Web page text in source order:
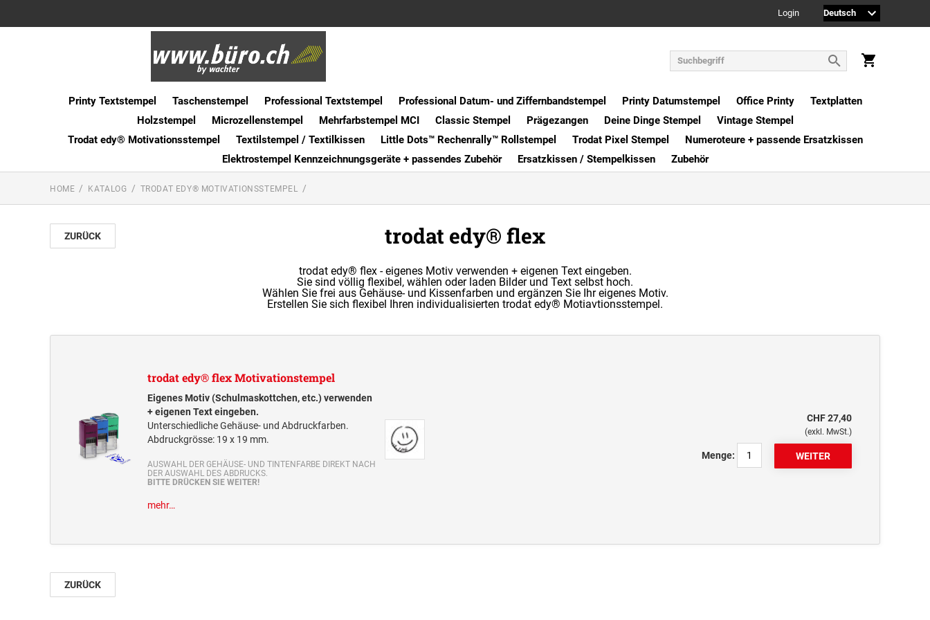
Login
Printy Textstempel Taschenstempel Professional Textstempel Professional Datum- und Ziffernbandstempel Printy Datumstempel Office Printy
Textplatten
Holzstempel
Microzellenstempel Mehrfarbstempel MCI Classic Stempel Prägezangen Deine Dinge Stempel
Vintage Stempel
Trodat edy® Motivationsstempel
Textilstempel / Textilkissen Little Dots™ Rechenrally™ Rollstempel Trodat Pixel Stempel
Numeroteure + passende Ersatzkissen
Elektrostempel Kennzeichnungsgeräte + passendes Zubehör
Ersatzkissen / Stempelkissen Zubehör
HOME KATALOG TRODAT EDY® MOTIVATIONSSTEMPEL
ZURÜCK trodat edy® flex
trodat edy® flex - eigenes Motiv verwenden + eigenen Text eingeben.
Sie sind völlig flexibel, wählen oder laden Bilder und Text selbst hoch.
Wählen Sie frei aus Gehäuse- und Kissenfarben und ergänzen Sie Ihr eigenes Motiv.
Erstellen Sie sich flexibel Ihren individualisierten trodat edy® Motiavtionsstempel.
trodat edy® flex Motivationstempel
Eigenes Motiv (Schulmaskottchen, etc.) verwenden
+ eigenen Text eingeben.
Unterschiedliche Gehäuse- und Abdruckfarben.
Abdruckgrösse: 19 x 19 mm.
AUSWAHL DER GEHÄUSE- UND TINTENFARBE DIREKT NACH
DER AUSWAHL DES ABDRUCKS.
BITTE DRÜCKEN SIE WEITER!
mehr…
CHF 27,40
(exkl. MwSt.)
Menge:
ZURÜCK